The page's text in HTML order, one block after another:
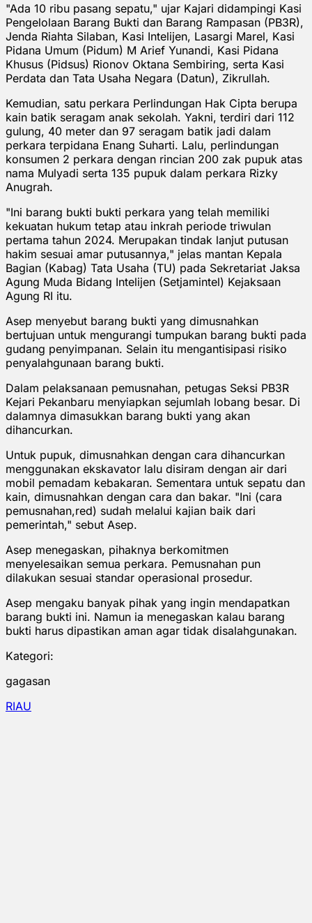
"Ada 10 ribu pasang sepatu," ujar Kajari didampingi Kasi
Pengelolaan Barang Bukti dan Barang Rampasan (PB3R),
Jenda Riahta Silaban, Kasi Intelijen, Lasargi Marel, Kasi
Pidana Umum (Pidum) M Arief Yunandi, Kasi Pidana
Khusus (Pidsus) Rionov Oktana Sembiring, serta Kasi
Perdata dan Tata Usaha Negara (Datun), Zikrullah.
Kemudian, satu perkara Perlindungan Hak Cipta berupa
kain batik seragam anak sekolah. Yakni, terdiri dari 112
gulung, 40 meter dan 97 seragam batik jadi dalam
perkara terpidana Enang Suharti. Lalu, perlindungan
konsumen 2 perkara dengan rincian 200 zak pupuk atas
nama Mulyadi serta 135 pupuk dalam perkara Rizky
Anugrah.
"Ini barang bukti bukti perkara yang telah memiliki
kekuatan hukum tetap atau inkrah periode triwulan
pertama tahun 2024. Merupakan tindak lanjut putusan
hakim sesuai amar putusannya," jelas mantan Kepala
Bagian (Kabag) Tata Usaha (TU) pada Sekretariat Jaksa
Agung Muda Bidang Intelijen (Setjamintel) Kejaksaan
Agung RI itu.
Asep menyebut barang bukti yang dimusnahkan
bertujuan untuk mengurangi tumpukan barang bukti pada
gudang penyimpanan. Selain itu mengantisipasi risiko
penyalahgunaan barang bukti.
Dalam pelaksanaan pemusnahan, petugas Seksi PB3R
Kejari Pekanbaru menyiapkan sejumlah lobang besar. Di
dalamnya dimasukkan barang bukti yang akan
dihancurkan.
Untuk pupuk, dimusnahkan dengan cara dihancurkan
menggunakan ekskavator lalu disiram dengan air dari
mobil pemadam kebakaran. Sementara untuk sepatu dan
kain, dimusnahkan dengan cara dan bakar. "Ini (cara
pemusnahan,red) sudah melalui kajian baik dari
pemerintah," sebut Asep.
Asep menegaskan, pihaknya berkomitmen
menyelesaikan semua perkara. Pemusnahan pun
dilakukan sesuai standar operasional prosedur.
Asep mengaku banyak pihak yang ingin mendapatkan
barang bukti ini. Namun ia menegaskan kalau barang
bukti harus dipastikan aman agar tidak disalahgunakan.
Kategori:
gagasan
RIAU